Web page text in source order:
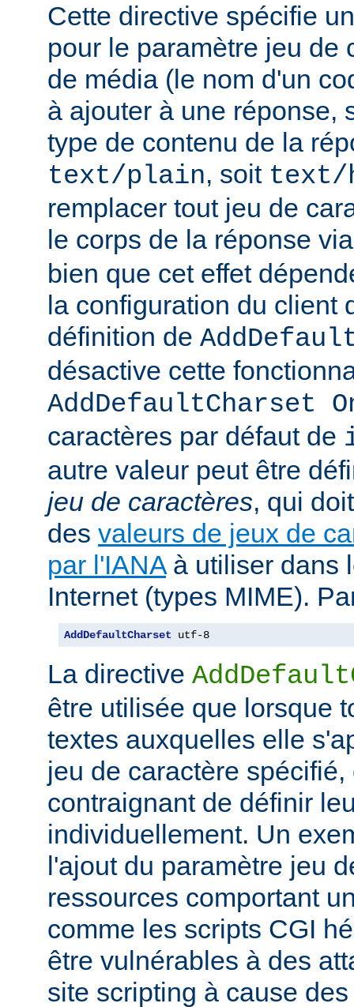
Cette directive spécifie
pour le paramètre jeu de
de média (le nom d'un
à ajouter à une réponse,
type de contenu de la
text/plain, soit text/
remplacer tout jeu de
le corps de la réponse
bien que cet effet
la configuration du client
définition de
désactive cette
AddDefaultCharset
caractères par défaut de
autre valeur peut être
jeu de caractères, qui
des valeurs de jeux de
par l'IANAà utiliser dans
Internet (types MIME).
AddDefaultCharset utf-8
La directive
être utilisée que lorsque
textes auxquelles elle
jeu de caractère
contraignant de définir
individuellement. Un
l'ajout du paramètre jeu
ressources comportant
comme les scripts CGI
être vulnérables à des
site scripting à cause